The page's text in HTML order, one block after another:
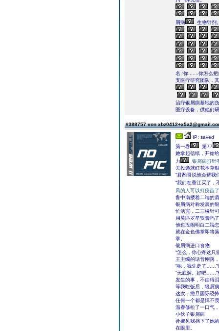
屑病 生物针剂
名,“你.......你怎么
支医疗研究团队，
治疗银屑病基地的
医疗设备，供他们
#388757 von
IP: saved
第一卷
第77
她拿起信纸，开始
力
银屑病打针
去投递就红花本草
“君酌哥说他会帮我
“我们在香江买了，
风的人可以打疫苗
鲁中南搂着二端的
银屑病对称发展的
忙活完，二三棱针
用莫匹罗星软膏吗
他也没闹明白二端
就在金色佛掌即将
掌。
银屑病进口食物
“怎么，你心疼这只
王主编的话音刚落
“呃，我先走了……”
“无底洞。好吧……”
发生的事，不由得
等我吃饭后，银屑
这次，撒旦国际恐
任何一个都是悍不
温睿修松了一口气
小伙子银屑病
孙娜见我挡下了她
在眼里。